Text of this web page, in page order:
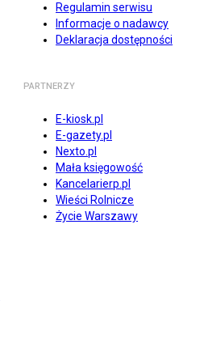
Regulamin serwisu
Informacje o nadawcy
Deklaracja dostępności
PARTNERZY
E-kiosk.pl
E-gazety.pl
Nexto.pl
Mała księgowość
Kancelarierp.pl
Wieści Rolnicze
Życie Warszawy